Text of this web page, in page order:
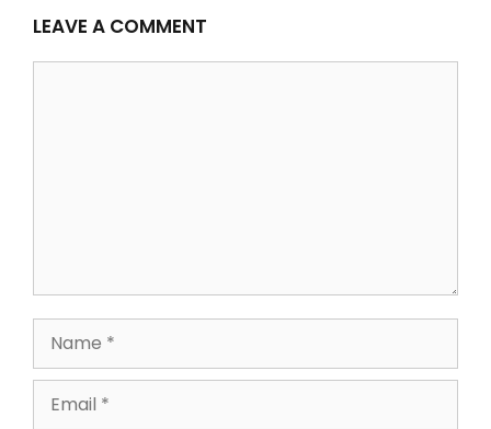
LEAVE A COMMENT
Name
Email